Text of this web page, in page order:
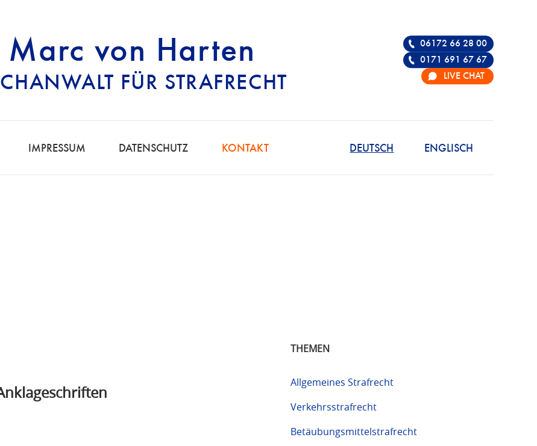
Marc von Harten
FÜR STRAFRECHT
FÜR DIE
IMPRESSUM DATENSCHUTZ KONTAKT ENGLISCH
DEUTSCH
06172 66 28 00
0171 691 67 67
LIVE CHAT
THEMEN
Allgemeines Strafrecht
Verkehrsstrafrecht
Betäubungsmittelstrafrecht